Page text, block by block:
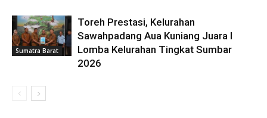
Sumatra Barat
Toreh Prestasi, Kelurahan
Sawahpadang Aua Kuniang Juara I
Lomba Kelurahan Tingkat Sumbar
2026